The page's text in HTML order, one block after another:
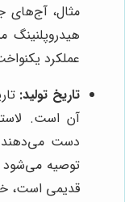
مثال، آج‌های
هیدروپلنینگ
عملکرد
تاریخ تولید:
آن است.
دست می‌دهند
توصیه می‌شود
قدیمی است،